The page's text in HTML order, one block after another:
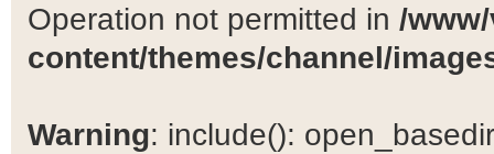
Operation not permitted in /
content/themes/channel/
Warning: include():